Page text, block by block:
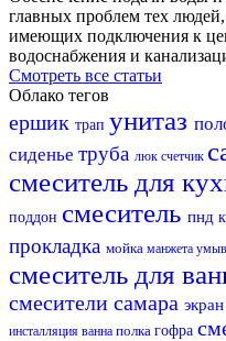
главных проблем тех
имеющих подключения к
водоснабжения и
Смотреть все статьи
Облако тегов
ершик трап унитаз
сиденье труба люк счетчик
смеситель для
поддон смеситель пнд
прокладка мойка манжета
смеситель для
смесители самара экран
инсталляция ванна полка гофра